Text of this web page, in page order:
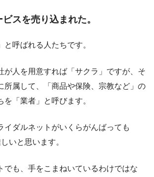
スを売り込まれた。
と呼ばれる人たちです。
が人を用意すれば「サクラ」ですが、そ
所属して、「商品や保険、宗教など」の
「業者」と呼びます。
イダルネットがいくらがんばっても
いと思います。
でも、手をこまねいているわけではな